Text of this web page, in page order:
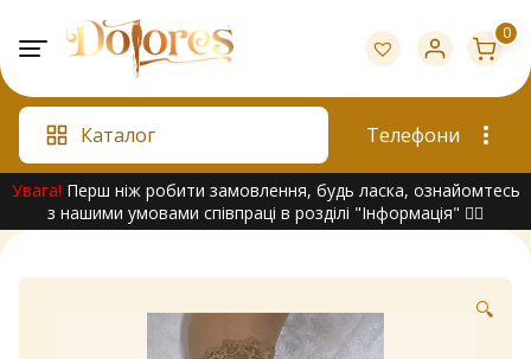
content
0
Каталог Телефони
Увага! Перш ніж робити замовлення, будь ласка, ознайомтесь
з нашими умовами співпраці в розділі "Інформація" 👇🏻
🔍